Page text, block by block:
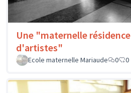
Une "maternelle résidence
d'artistes"
Ecole maternelle Mariaude
0 0